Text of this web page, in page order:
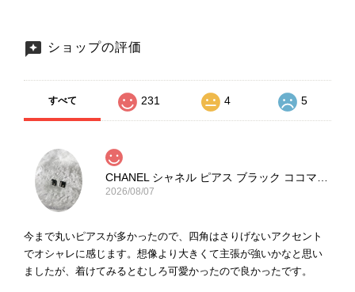
ショップの評価
すべて 231 4 5
CHANEL シャネル ピアス ブラック ココマーク ストーン vintage ヴィンテージ オールド yg33jb
2026/08/07
今まで丸いピアスが多かったので、四角はさりげないアクセント
でオシャレに感じます。想像より大きくて主張が強いかなと思い
ましたが、着けてみるとむしろ可愛かったので良かったです。